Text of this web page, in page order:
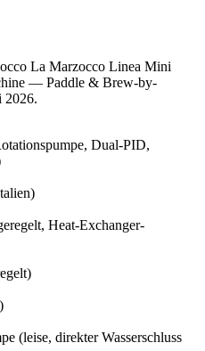
La Marzocco Linea Mini
— Paddle & Brew-by-
2026.
Dual-PID,
Heat-Exchanger-
(leise, direkter Wasserschluss